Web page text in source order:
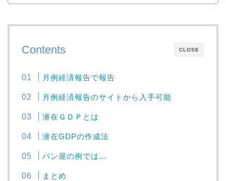
CLOSE
Contents
月例経済報告で報告
月例経済報告のサイトから入手可能
潜在ＧＤＰとは
潜在GDPの作成法
パン屋の例では…
まとめ